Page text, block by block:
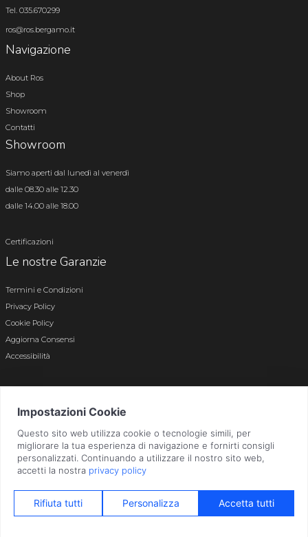
Tel. 035.670299
ros@ros.bergamo.it
Navigazione
About Ros
Shop
Showroom
Contatti
Showroom
Siamo aperti dal lunedì al venerdì
dalle 08.30 alle 12.30
dalle 14.00 alle 18.00
Certificazioni
Le nostre Garanzie
Termini e Condizioni
Privacy Policy
Cookie Policy
Aggiorna Consensi
Accessibilità
Bergamo n. 01496180165 · Capitale Sociale i.v. € 800.000,00